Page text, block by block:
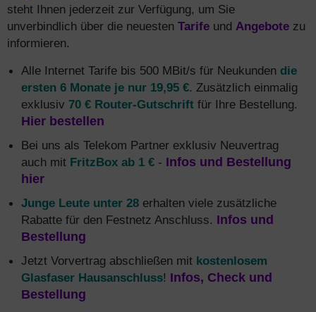
steht Ihnen jederzeit zur Verfügung, um Sie
unverbindlich über die neuesten Tarife und Angebote zu
informieren.
Alle Internet Tarife bis 500 MBit/s für Neukunden die
ersten 6 Monate je nur 19,95 €. Zusätzlich einmalig
exklusiv 70 € Router-Gutschrift für Ihre Bestellung.
Hier bestellen
Bei uns als Telekom Partner exklusiv Neuvertrag
auch mit FritzBox ab 1 € - Infos und Bestellung
hier
Junge Leute unter 28 erhalten viele zusätzliche
Rabatte für den Festnetz Anschluss. Infos und
Bestellung
Jetzt Vorvertrag abschließen mit kostenlosem
Glasfaser Hausanschluss! Infos, Check und
Bestellung